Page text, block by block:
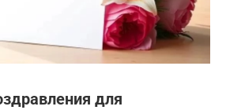
для